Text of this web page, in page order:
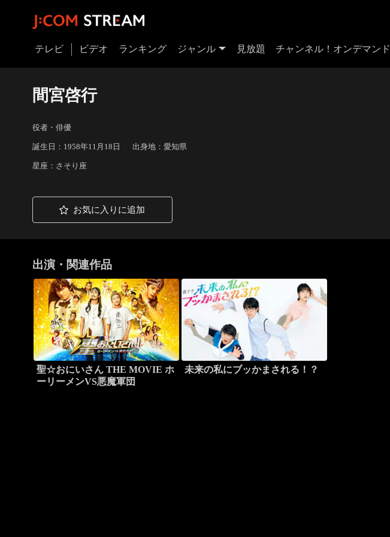
テレビ ビデオ ランキング ジャンル 見放題 チャンネル！オンデマンド
間宮啓行
役者・俳優
誕生日：1958年11月18日 出身地：愛知県
星座：さそり座
お気に入りに追加
出演・関連作品
聖☆おにいさん THE MOVIE ホ
ーリーメンVS悪魔軍団
未来の私にブッかまされる！？